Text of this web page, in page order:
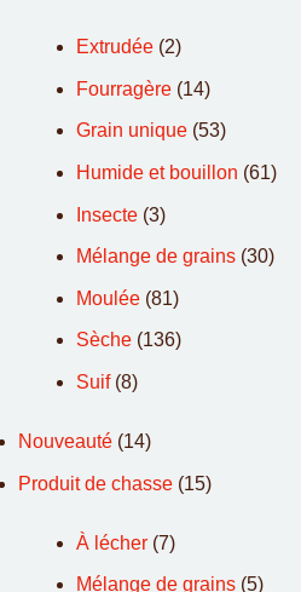
Extrudée (2)
Fourragère (14)
Grain unique (53)
Humide et bouillon (61)
Insecte (3)
Mélange de grains (30)
Moulée (81)
Sèche (136)
Suif (8)
Nouveauté (14)
Produit de chasse (15)
À lécher (7)
Mélange de grains (5)